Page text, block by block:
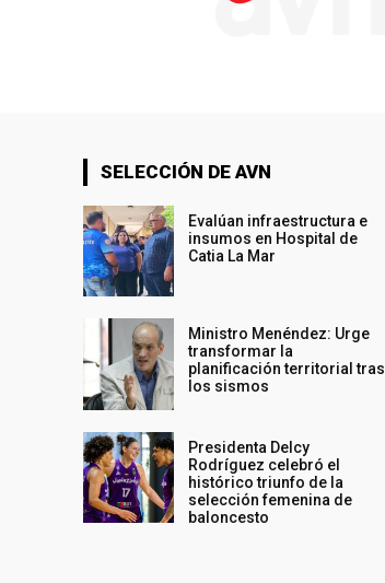
SELECCIÓN DE AVN
Evalúan infraestructura e
insumos en Hospital de
Catia La Mar
Ministro Menéndez: Urge
transformar la
planificación territorial tras
los sismos
Presidenta Delcy
Rodríguez celebró el
histórico triunfo de la
selección femenina de
baloncesto